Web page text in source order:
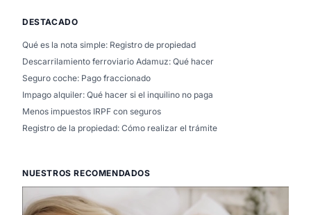
DESTACADO
Qué es la nota simple: Registro de propiedad
Descarrilamiento ferroviario Adamuz: Qué hacer
Seguro coche: Pago fraccionado
Impago alquiler: Qué hacer si el inquilino no paga
Menos impuestos IRPF con seguros
Registro de la propiedad: Cómo realizar el trámite
NUESTROS RECOMENDADOS